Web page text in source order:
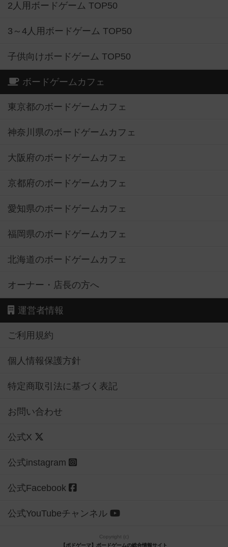
2人用ボードゲーム TOP50
3～4人用ボードゲーム TOP50
子供向けボードゲーム TOP50
ボードゲームカフェ
東京都のボードゲームカフェ
神奈川県のボードゲームカフェ
大阪府のボードゲームカフェ
京都府のボードゲームカフェ
愛知県のボードゲームカフェ
福岡県のボードゲームカフェ
北海道のボードゲームカフェ
オーナー・店長の方へ
運営者情報
ご利用規約
個人情報保護方針
特定商取引法に基づく表記
お問い合わせ
公式X
公式instagram
公式Facebook
公式YouTubeチャンネル
Copyright (c)
【ボドゲーマ】ボードゲームの総合情報サイト